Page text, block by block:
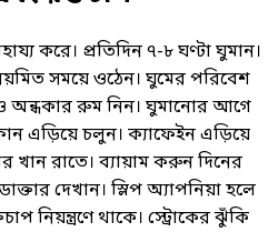
করে। প্রতিদিন ৭-৮ ঘণ্টা ঘুমান।
সময়ে ওঠেন। ঘুমের পরিবেশ
অন্ধকার রুম নিন। ঘুমানোর আগে
এড়িয়ে চলুন। ক্যাফেইন এড়িয়ে
খান রাতে। ব্যায়াম করুন দিনের
দেখান। স্লিপ অ্যাপনিয়া হলে
নিয়ন্ত্রণে থাকে। স্ট্রোকের ঝুঁকি